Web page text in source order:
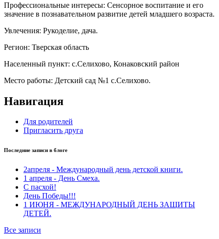
Профессиональные интересы: Сенсорное воспитание и его
значение в познавательном развитие детей младшего возраста.
Увлечения: Рукоделие, дача.
Регион: Тверская область
Населенный пункт: с.Селихово, Конаковский район
Место работы: Детский сад №1 с.Селихово.
Навигация
Для родителей
Пригласить друга
Последние записи в блоге
2апреля - Международный день детской книги.
1 апреля - День Смеха.
С пасхой!
День Победы!!!
1 ИЮНЯ - МЕЖДУНАРОДНЫЙ ДЕНЬ ЗАЩИТЫ
ДЕТЕЙ.
Все записи